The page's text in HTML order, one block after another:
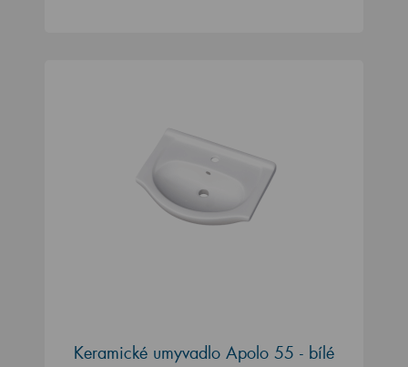
Keramické umyvadlo Apolo 55 - bílé